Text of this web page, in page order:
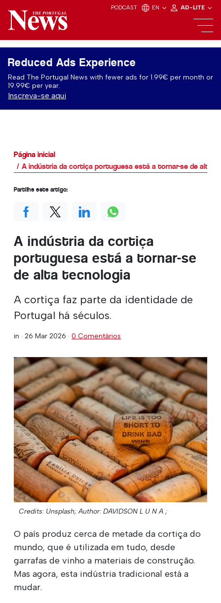
PODCAST EN AD-LITE
Reduced Ads Experience
Read The Portugal News with fewer ads for 1.99€ per month or
19.99€ per year.
Inscreva-se aqui
Página inicial
A indústria da cortiça portuguesa está a tornar-se de alta
A indústria da cortiça
portuguesa está a tornar-se
de alta tecnologia
A cortiça faz parte da identidade de
Portugal há séculos.
in · 26 Mar 2026 · 0 Comentários
Credits: Unsplash; Author: DAVIDSON L U N A ;
O país produz cerca de metade da cortiça do
mundo, que é utilizada em tudo, desde
garrafas de vinho a materiais de construção.
Mas agora, esta indústria tradicional está a
mudar.
Partilhe este artigo: